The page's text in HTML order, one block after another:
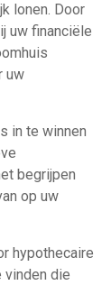
lonen. Door
uw financiële
uw
in te winnen
begrijpen
op uw
hypothecaire
vinden die